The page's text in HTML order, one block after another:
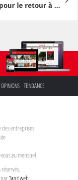
le retour à ...
OPINIONS TENDANCE
des entreprises
au mensuel
Tanit web